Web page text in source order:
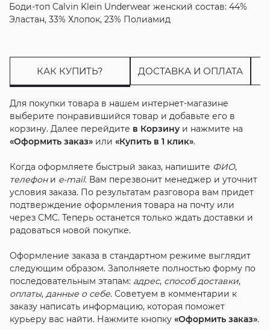
Боди-топ Calvin Klein Underwear женский состав: 44%
Эластан, 33% Хлопок, 23% Полиамид
КАК КУПИТЬ? ДОСТАВКА И ОПЛАТА
Для покупки товара в нашем интернет-магазине
выберите понравившийся товар и добавьте его в
корзину. Далее перейдите в Корзинуи нажмите на
«Оформить заказ»или «Купить в 1 клик».
Когда оформляете быстрый заказ, напишите ФИО,
телефони e-mail. Вам перезвонит менеджер и уточнит
условия заказа. По результатам разговора вам придет
подтверждение оформления товара на почту или
через СМС. Теперь останется только ждать доставки и
радоваться новой покупке.
Оформление заказа в стандартном режиме выглядит
следующим образом. Заполняете полностью форму по
последовательным этапам: адрес, способ доставки,
оплаты, данные о себе. Советуем в комментарии к
заказу написать информацию, которая поможет
курьеру вас найти. Нажмите кнопку «Оформить заказ».